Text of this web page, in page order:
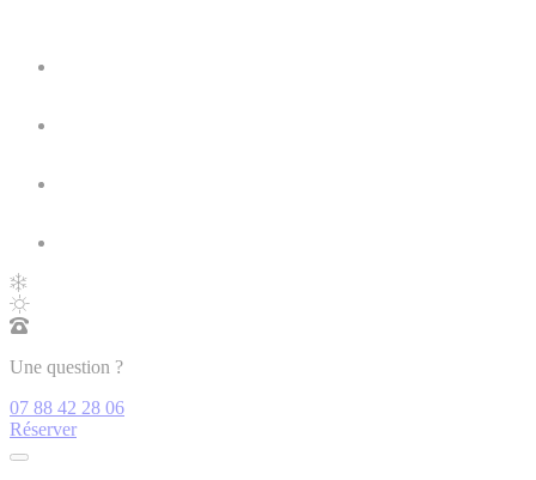
Une question ?
07 88 42 28 06
Réserver